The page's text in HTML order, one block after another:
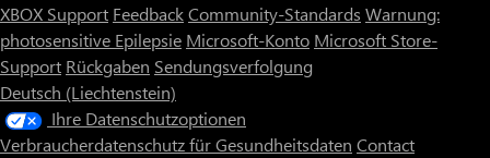
XBOX Support FeedbackCommunity-Standards Warnung:
photosensitive Epilepsie Microsoft-Konto Microsoft Store-
Support Rückgaben Sendungsverfolgung
Deutsch (Liechtenstein)
Ihre Datenschutzoptionen
Verbraucherdatenschutz für Gesundheitsdaten Contact